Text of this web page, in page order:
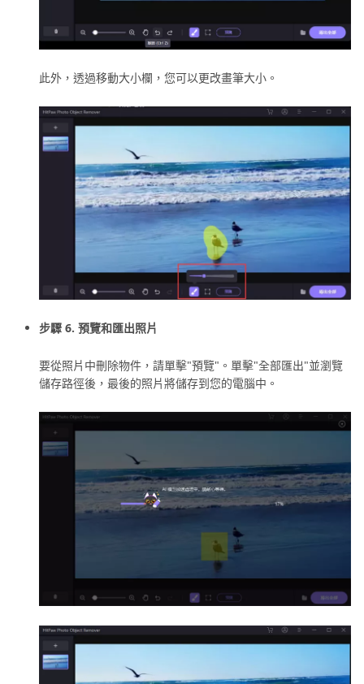
此外，透過移動大小欄，您可以更改畫筆大小。
步驟 6. 預覽和匯出照片
要從照片中刪除物件，請單擊"預覽"。單擊"全部匯出"並瀏覽
儲存路徑後，最後的照片將儲存到您的電腦中。